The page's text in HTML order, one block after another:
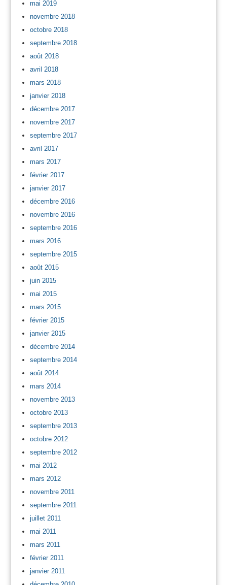
mai 2019
novembre 2018
octobre 2018
septembre 2018
août 2018
avril 2018
mars 2018
janvier 2018
décembre 2017
novembre 2017
septembre 2017
avril 2017
mars 2017
février 2017
janvier 2017
décembre 2016
novembre 2016
septembre 2016
mars 2016
septembre 2015
août 2015
juin 2015
mai 2015
mars 2015
février 2015
janvier 2015
décembre 2014
septembre 2014
août 2014
mars 2014
novembre 2013
octobre 2013
septembre 2013
octobre 2012
septembre 2012
mai 2012
mars 2012
novembre 2011
septembre 2011
juillet 2011
mai 2011
mars 2011
février 2011
janvier 2011